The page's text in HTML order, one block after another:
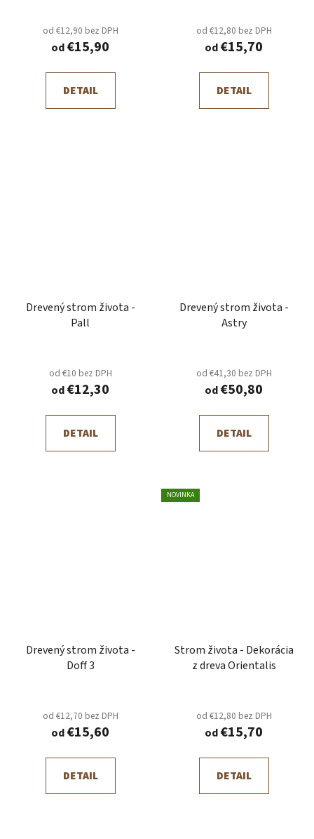
od €12,90 bez DPH
od€15,90
DETAIL
od €12,80 bez DPH
od€15,70
DETAIL
Drevený strom života -
Pall
od €10 bez DPH
od€12,30
DETAIL
Drevený strom života -
Astry
od €41,30 bez DPH
od€50,80
DETAIL
Drevený strom života -
Doff 3
od €12,70 bez DPH
od€15,60
DETAIL
NOVINKA
Strom života - Dekorácia
z dreva Orientalis
od €12,80 bez DPH
od€15,70
DETAIL